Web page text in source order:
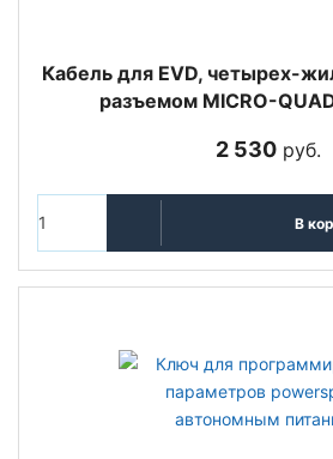
Кабель для EVD, четырех-
разъемом MICRO-
2 530 руб.
В